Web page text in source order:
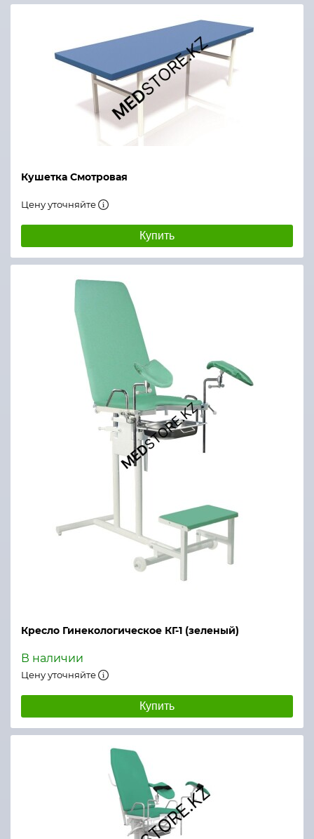
Кушетка Смотровая
Цену уточняйте
Купить
Кресло Гинекологическое КГ-1 (зеленый)
В наличии
Цену уточняйте
Купить